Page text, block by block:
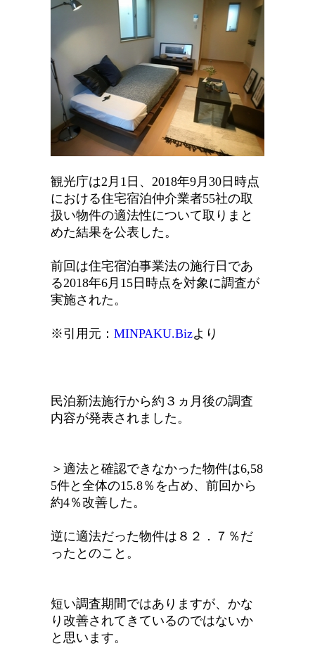
観光庁は2月1日、2018年9月30日時点
における住宅宿泊仲介業者55社の取
扱い物件の適法性について取りまと
めた結果を公表した。
前回は住宅宿泊事業法の施行日であ
る2018年6月15日時点を対象に調査が
実施された。
※引用元： MINPAKU.Bizより
民泊新法施行から約３ヵ月後の調査
内容が発表されました。
＞適法と確認できなかった物件は6,58
5件と全体の15.8％を占め、前回から
約4％改善した。
逆に適法だった物件は８２．７％だ
ったとのこと。
短い調査期間ではありますが、かな
り改善されてきているのではないか
と思います。